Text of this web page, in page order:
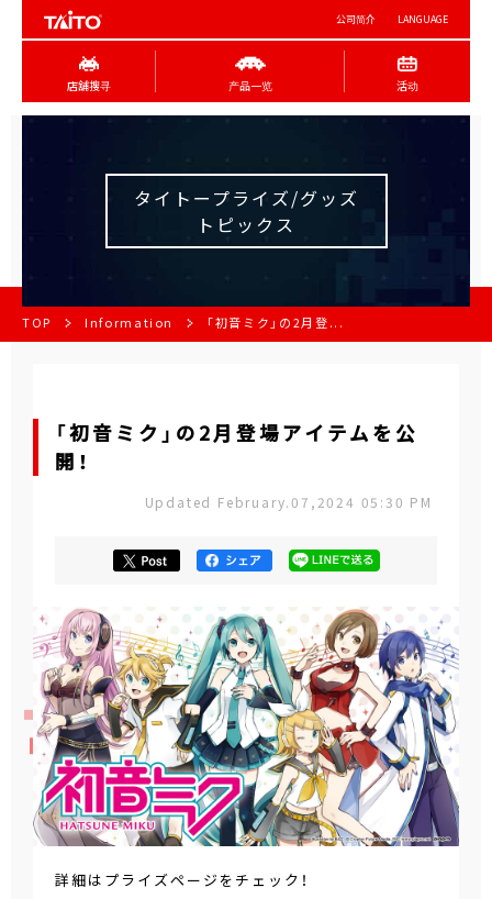
公司简介 LANGUAGE
店舖搜寻 产品一览 活动
タイトープライズ/グッズ
トピックス
TOP Information 「初音ミク」の2月登...
「初音ミク」の2月登場アイテムを公
開！
Updated February.07,2024 05:30 PM
詳細はプライズページをチェック！